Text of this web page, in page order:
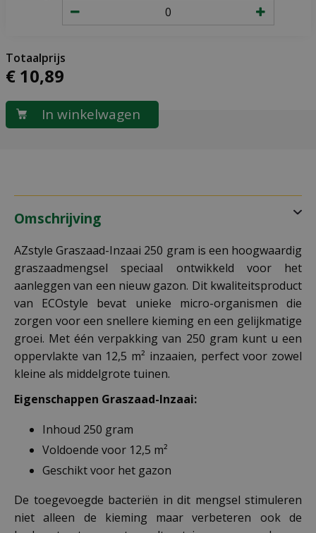
€ 10,89
Omschrijving
AZstyle Graszaad-Inzaai 250 gram is een hoogwaardig
graszaadmengsel speciaal ontwikkeld voor het
aanleggen van een nieuw gazon. Dit kwaliteitsproduct
van ECOstyle bevat unieke micro-organismen die
zorgen voor een snellere kieming en een gelijkmatige
groei. Met één verpakking van 250 gram kunt u een
oppervlakte van 12,5 m² inzaaien, perfect voor zowel
kleine als middelgrote tuinen.
Eigenschappen Graszaad-Inzaai:
Inhoud 250 gram
Voldoende voor 12,5 m²
Geschikt voor het gazon
De toegevoegde bacteriën in dit mengsel stimuleren
niet alleen de kieming maar verbeteren ook de